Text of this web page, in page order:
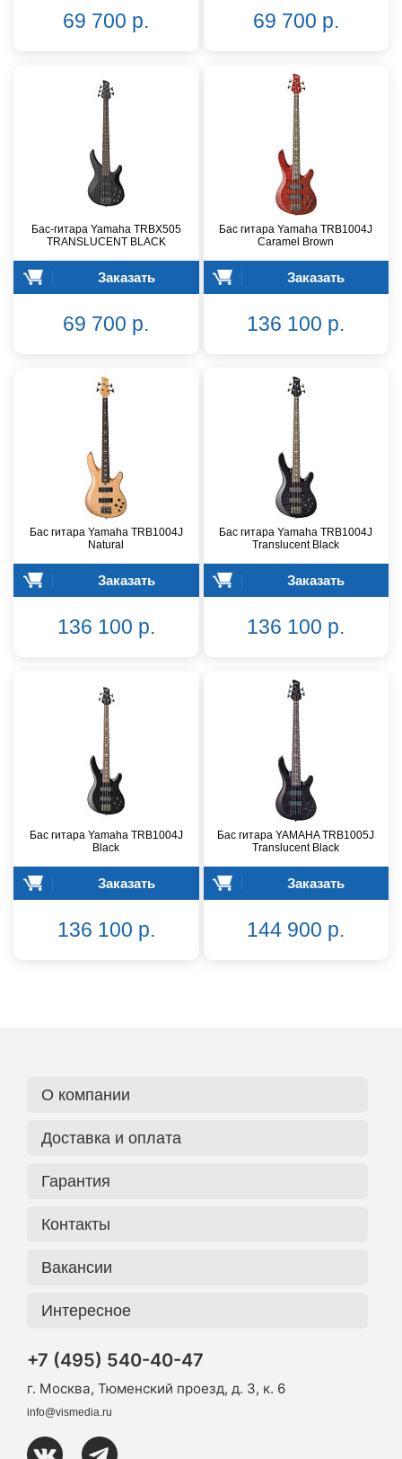
69 700 р. 69 700 р.
Бас-гитара Yamaha TRBX505
TRANSLUCENT BLACK
Заказать
69 700 р.
Бас гитара Yamaha TRB1004J
Caramel Brown
Заказать
136 100 р.
Бас гитара Yamaha TRB1004J
Natural
Заказать
136 100 р.
Бас гитара Yamaha TRB1004J
Translucent Black
Заказать
136 100 р.
Бас гитара Yamaha TRB1004J
Black
Заказать
136 100 р.
Бас гитара YAMAHA TRB1005J
Translucent Black
Заказать
144 900 р.
О компании
Доставка и оплата
Гарантия
Контакты
Вакансии
Интересное
+7 (495) 540-40-47
г. Москва, Тюменский проезд, д. 3, к. 6
info@vismedia.ru